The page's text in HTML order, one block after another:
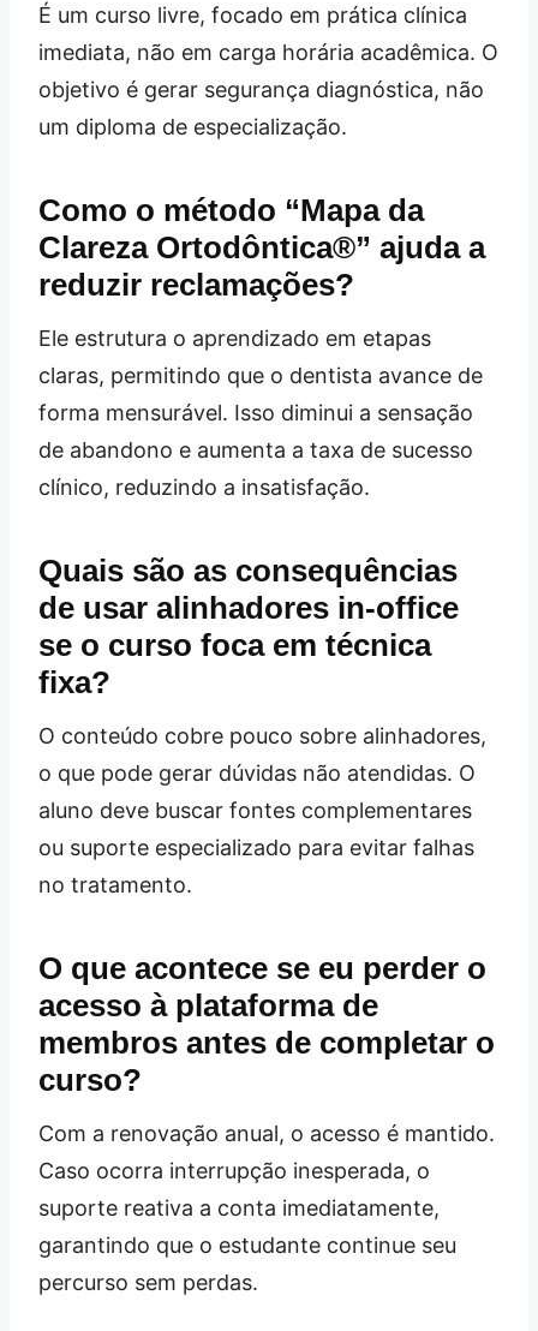
É um curso livre, focado em prática clínica
imediata, não em carga horária acadêmica. O
objetivo é gerar segurança diagnóstica, não
um diploma de especialização.
Como o método “Mapa da
Clareza Ortodôntica®” ajuda a
reduzir reclamações?
Ele estrutura o aprendizado em etapas
claras, permitindo que o dentista avance de
forma mensurável. Isso diminui a sensação
de abandono e aumenta a taxa de sucesso
clínico, reduzindo a insatisfação.
Quais são as consequências
de usar alinhadores in‑office
se o curso foca em técnica
fixa?
O conteúdo cobre pouco sobre alinhadores,
o que pode gerar dúvidas não atendidas. O
aluno deve buscar fontes complementares
ou suporte especializado para evitar falhas
no tratamento.
O que acontece se eu perder o
acesso à plataforma de
membros antes de completar o
curso?
Com a renovação anual, o acesso é mantido.
Caso ocorra interrupção inesperada, o
suporte reativa a conta imediatamente,
garantindo que o estudante continue seu
percurso sem perdas.